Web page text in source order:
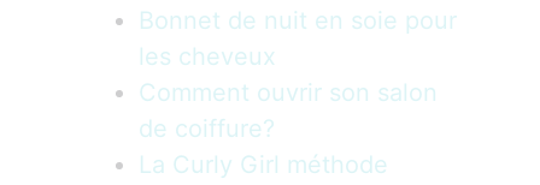
Bonnet de nuit en soie pour
les cheveux
Comment ouvrir son salon
de coiffure?
La Curly Girl méthode